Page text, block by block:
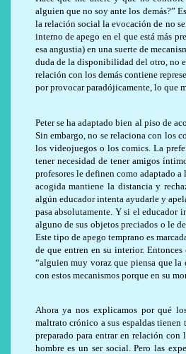
alguien que no soy ante los demás?”
la relación social la evocación de no
interno de apego en el que está más
esa angustia) en una suerte de
duda de la disponibilidad del otro, no
relación con los demás contiene
por provocar paradójicamente, lo que
Peter se ha adaptado bien al piso de
Sin embargo, no se relaciona con los
los videojuegos o los comics. La
tener necesidad de tener amigos
profesores le definen como adaptado
acogida mantiene la distancia y
algún educador intenta ayudarle y
pasa absolutamente. Y si el educador
alguno de sus objetos preciados o le
Este tipo de apego temprano es
de que entren en su interior. Entonces
“alguien muy voraz que piensa que
con estos mecanismos porque en su
Ahora ya nos explicamos por qué
maltrato crónico a sus espaldas tienen
preparado para entrar en relación
hombre es un ser social. Pero las